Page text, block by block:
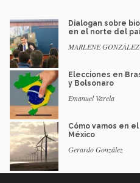
Dialogan sobre
en el norte del
MARLENE GONZÁLEZ
Elecciones en
y Bolsonaro
Emanuel Varela
Cómo vamos en
México
Gerardo González